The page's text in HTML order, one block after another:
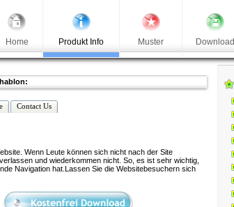
Home Produkt Info Muster Download
Contact Us
Wenn Leute können sich nicht nach der Site
und wiederkommen nicht. So, es ist sehr wichtig,
Navigation hat.Lassen Sie die Websitebesuchern sich